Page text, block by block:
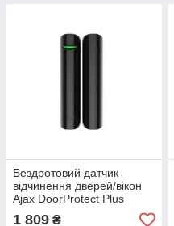
Бездротовий датчик
відчинення дверей/вікон
Ajax DoorProtect Plus
(8EU) ASP black з
1 809 ₴